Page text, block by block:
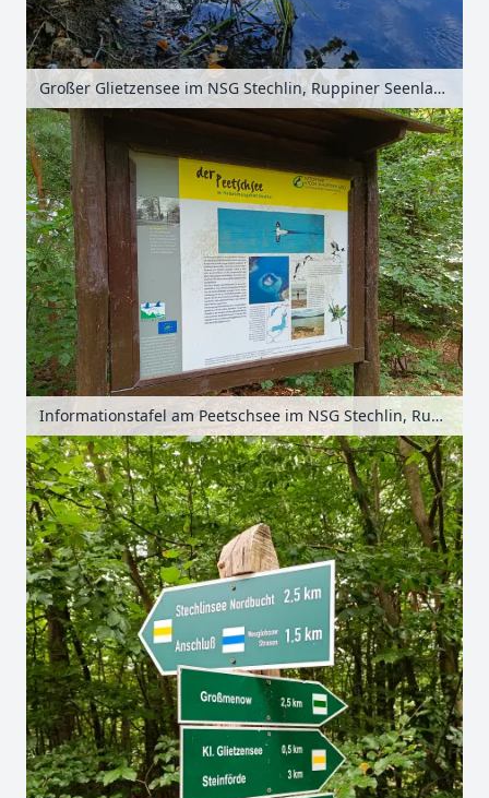
Großer Glietzensee im NSG Stechlin, Ruppiner Seenland, Brandenburg, Deutschland
Informationstafel am Peetschsee im NSG Stechlin, Ruppiner Seenland, Brandenburg, Deutschland